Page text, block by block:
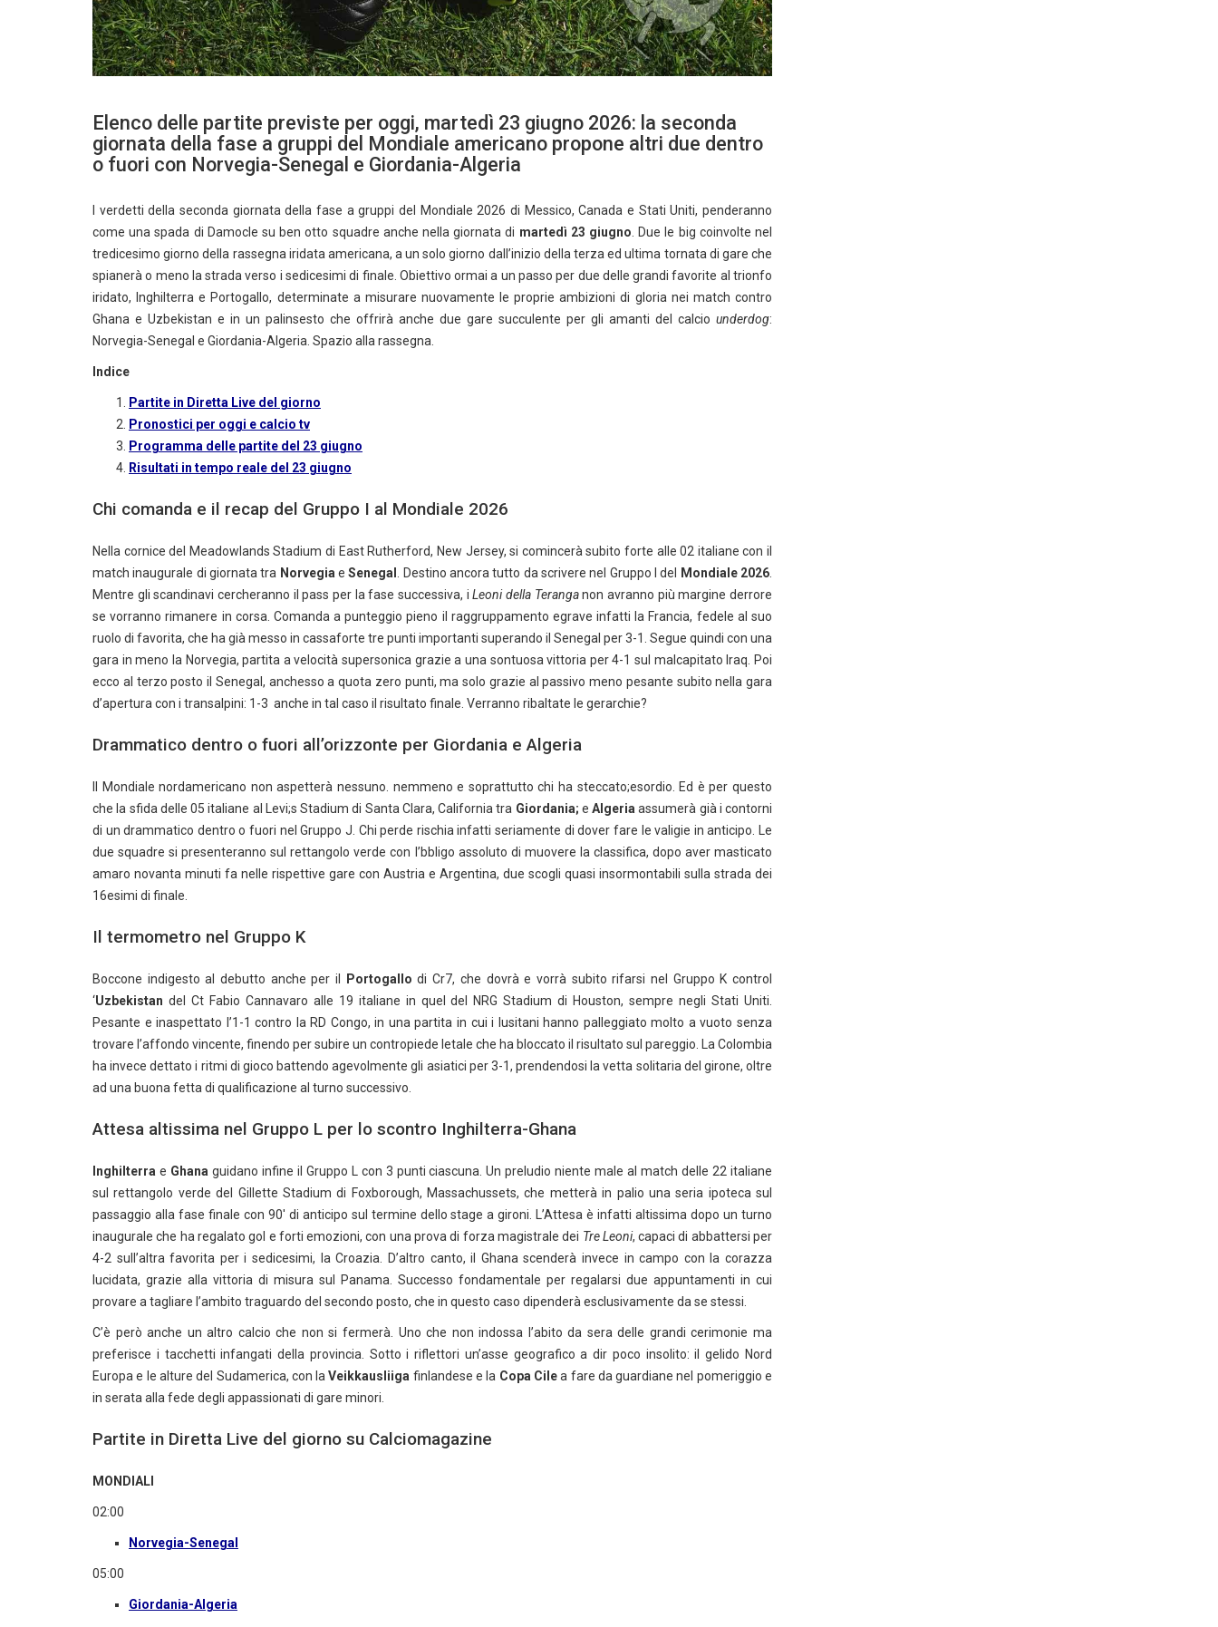
Elenco delle partite previste per oggi, martedì 23 giugno 2026: la seconda
giornata della fase a gruppi del Mondiale americano propone altri due dentro
o fuori con Norvegia-Senegal e Giordania-Algeria
I verdetti della seconda giornata della fase a gruppi del Mondiale 2026 di Messico, Canada e Stati Uniti, penderanno
come una spada di Damocle su ben otto squadre anche nella giornata di martedì 23 giugno . Due le big coinvolte nel
tredicesimo giorno della rassegna iridata americana, a un solo giorno dall’inizio della terza ed ultima tornata di gare che
spianerà o meno la strada verso i sedicesimi di finale. Obiettivo ormai a un passo per due delle grandi favorite al trionfo
iridato, Inghilterra e Portogallo, determinate a misurare nuovamente le proprie ambizioni di gloria nei match contro
Ghana e Uzbekistan e in un palinsesto che offrirà anche due gare succulente per gli amanti del calcio underdog:
Norvegia-Senegal e Giordania-Algeria. Spazio alla rassegna.
Indice
Partite in Diretta Live del giorno
Pronostici per oggi e calcio tv
Programma delle partite del 23 giugno
Risultati in tempo reale del 23 giugno
Chi comanda e il recap del Gruppo I al Mondiale 2026
Nella cornice del Meadowlands Stadium di East Rutherford, New Jersey, si comincerà subito forte alle 02 italiane con il
match inaugurale di giornata tra Norvegia eSenegal . Destino ancora tutto da scrivere nel Gruppo I del Mondiale 2026
Mentre gli scandinavi cercheranno il pass per la fase successiva, iLeoni della Teranganon avranno più margine derrore
se vorranno rimanere in corsa. Comanda a punteggio pieno il raggruppamento egrave infatti la Francia, fedele al suo
ruolo di favorita, che ha già messo in cassaforte tre punti importanti superando il Senegal per 3-1. Segue quindi con una
gara in meno la Norvegia, partita a velocità supersonica grazie a una sontuosa vittoria per 4-1 sul malcapitato Iraq. Poi
ecco al terzo posto il Senegal, anchesso a quota zero punti, ma solo grazie al passivo meno pesante subito nella gara
d’apertura con i transalpini: 1-3 anche in tal caso il risultato finale. Verranno ribaltate le gerarchie?
Drammatico dentro o fuori all’orizzonte per Giordania e Algeria
Il Mondiale nordamericano non aspetterà nessuno. nemmeno e soprattutto chi ha steccato;esordio. Ed è per questo
che la sfida delle 05 italiane al Levi;s Stadium di Santa Clara, California tra Giordania; e Algeriaassumerà già i contorni
di un drammatico dentro o fuori nel Gruppo J. Chi perde rischia infatti seriamente di dover fare le valigie in anticipo. Le
due squadre si presenteranno sul rettangolo verde con l’bbligo assoluto di muovere la classifica, dopo aver masticato
amaro novanta minuti fa nelle rispettive gare con Austria e Argentina, due scogli quasi insormontabili sulla strada dei
16esimi di finale.
Il termometro nel Gruppo K
Boccone indigesto al debutto anche per il Portogallo di Cr7, che dovrà e vorrà subito rifarsi nel Gruppo K control
‘Uzbekistan del Ct Fabio Cannavaro alle 19 italiane in quel del NRG Stadium di Houston, sempre negli Stati Uniti.
Pesante e inaspettato l’1-1 contro la RD Congo, in una partita in cui i lusitani hanno palleggiato molto a vuoto senza
trovare l’affondo vincente, finendo per subire un contropiede letale che ha bloccato il risultato sul pareggio. La Colombia
ha invece dettato i ritmi di gioco battendo agevolmente gli asiatici per 3-1, prendendosi la vetta solitaria del girone, oltre
ad una buona fetta di qualificazione al turno successivo.
Attesa altissima nel Gruppo L per lo scontro Inghilterra-Ghana
Inghilterra e Ghana guidano infine il Gruppo L con 3 punti ciascuna. Un preludio niente male al match delle 22 italiane
sul rettangolo verde del Gillette Stadium di Foxborough, Massachussets, che metterà in palio una seria ipoteca sul
passaggio alla fase finale con 90′ di anticipo sul termine dello stage a gironi. L’Attesa è infatti altissima dopo un turno
inaugurale che ha regalato gol e forti emozioni, con una prova di forza magistrale dei Tre Leoni, capaci di abbattersi per
4-2 sull’altra favorita per i sedicesimi, la Croazia. D’altro canto, il Ghana scenderà invece in campo con la corazza
lucidata, grazie alla vittoria di misura sul Panama. Successo fondamentale per regalarsi due appuntamenti in cui
provare a tagliare l’ambito traguardo del secondo posto, che in questo caso dipenderà esclusivamente da se stessi.
C’è però anche un altro calcio che non si fermerà. Uno che non indossa l’abito da sera delle grandi cerimonie ma
preferisce i tacchetti infangati della provincia. Sotto i riflettori un’asse geografico a dir poco insolito: il gelido Nord
Europa e le alture del Sudamerica, con laVeikkausliiga finlandese e la Copa Cilea fare da guardiane nel pomeriggio e
in serata alla fede degli appassionati di gare minori.
Partite in Diretta Live del giorno su Calciomagazine
MONDIALI
02:00
Norvegia-Senegal
05:00
Giordania-Algeria